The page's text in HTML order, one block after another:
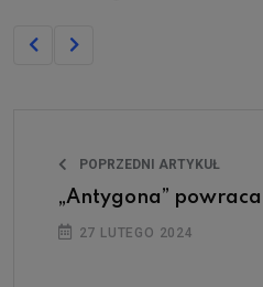
POPRZEDNI ARTYKUŁ
„Antygona” powraca
27 LUTEGO 2024